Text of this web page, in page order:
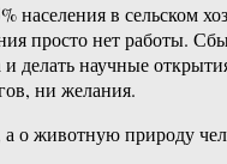
населения в сельском
просто нет работы.
делать научные
ни желания.
о животную природу